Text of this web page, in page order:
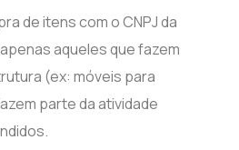
de itens com o CNPJ da
aqueles que fazem
(ex: móveis para
parte da atividade